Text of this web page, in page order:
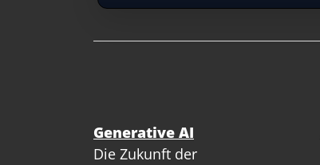
Generative AI
Die Zukunft der